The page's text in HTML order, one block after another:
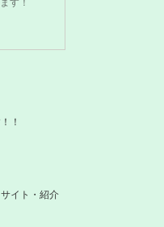
！
イト・紹介